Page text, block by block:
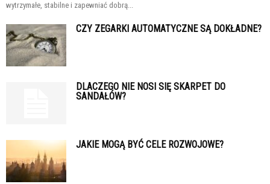
wytrzymałe, stabilne i zapewniać dobrą...
CZY ZEGARKI AUTOMATYCZNE SĄ DOKŁADNE?
DLACZEGO NIE NOSI SIĘ SKARPET DO
SANDAŁÓW?
JAKIE MOGĄ BYĆ CELE ROZWOJOWE?